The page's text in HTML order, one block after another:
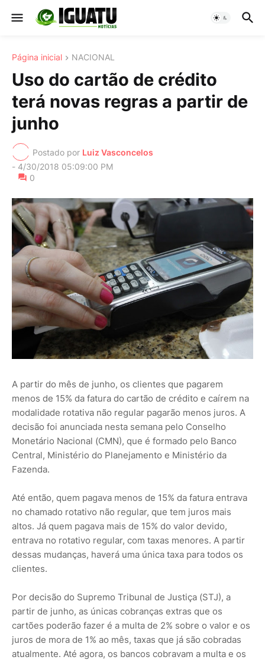
Página inicial NACIONAL
Uso do cartão de crédito
terá novas regras a partir de
junho
Postado por Luiz Vasconcelos
- 4/30/2018 05:09:00 PM
0
A partir do mês de junho, os clientes que pagarem
menos de 15% da fatura do cartão de crédito e caírem na
modalidade rotativa não regular pagarão menos juros. A
decisão foi anunciada nesta semana pelo Conselho
Monetário Nacional (CMN), que é formado pelo Banco
Central, Ministério do Planejamento e Ministério da
Fazenda.
Até então, quem pagava menos de 15% da fatura entrava
no chamado rotativo não regular, que tem juros mais
altos. Já quem pagava mais de 15% do valor devido,
entrava no rotativo regular, com taxas menores. A partir
dessas mudanças, haverá uma única taxa para todos os
clientes.
Por decisão do Supremo Tribunal de Justiça (STJ), a
partir de junho, as únicas cobranças extras que os
cartões poderão fazer é a multa de 2% sobre o valor e os
juros de mora de 1% ao mês, taxas que já são cobradas
atualmente. Até agora, os bancos cobravam a multa e os